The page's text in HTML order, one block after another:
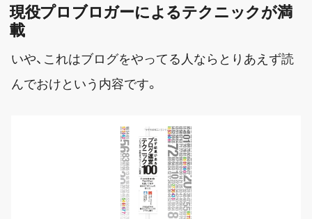
現役プロブロガーによるテクニックが満
載
いや、これはブログをやってる人ならとりあえず読
んでおけという内容です。